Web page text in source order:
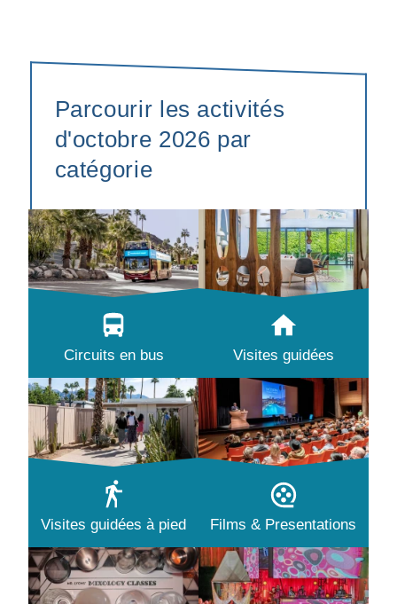
Parcourir les activités
d'octobre 2026 par
catégorie
Circuits en bus Visites guidées
Visites guidées à pied Films & Presentations